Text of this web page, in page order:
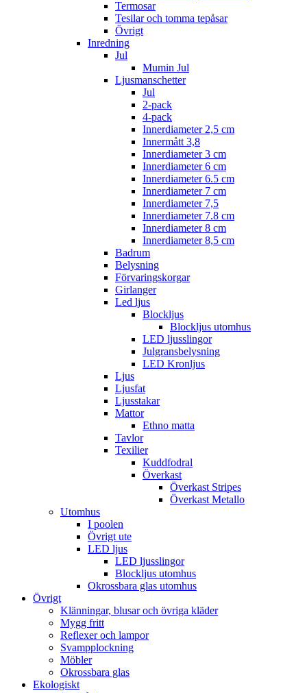
Termosar
Tesilar och tomma tepåsar
Övrigt
Inredning
Jul
Mumin Jul
Ljusmanschetter
Jul
2-pack
4-pack
Innerdiameter 2,5 cm
Innermått 3,8
Innerdiameter 3 cm
Innerdiameter 6 cm
Innerdiameter 6.5 cm
Innerdiameter 7 cm
Innerdiameter 7,5
Innerdiameter 7.8 cm
Innerdiameter 8 cm
Innerdiameter 8,5 cm
Badrum
Belysning
Förvaringskorgar
Girlanger
Led ljus
Blockljus
Blockljus utomhus
LED ljusslingor
Julgransbelysning
LED Kronljus
Ljus
Ljusfat
Ljusstakar
Mattor
Ethno matta
Tavlor
Texilier
Kuddfodral
Överkast
Överkast Stripes
Överkast Metallo
Utomhus
I poolen
Övrigt ute
LED ljus
LED ljusslingor
Blockljus utomhus
Okrossbara glas utomhus
Övrigt
Klänningar, blusar och övriga kläder
Mygg fritt
Reflexer och lampor
Svampplockning
Möbler
Okrossbara glas
Ekologiskt